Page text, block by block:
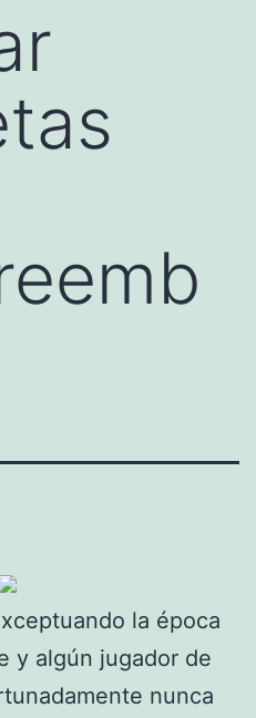
la época
y algún jugador de
nunca